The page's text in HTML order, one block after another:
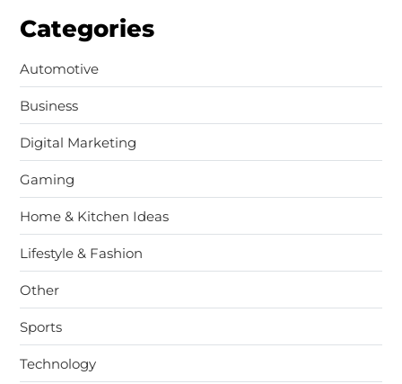
Categories
Automotive
Business
Digital Marketing
Gaming
Home & Kitchen Ideas
Lifestyle & Fashion
Other
Sports
Technology